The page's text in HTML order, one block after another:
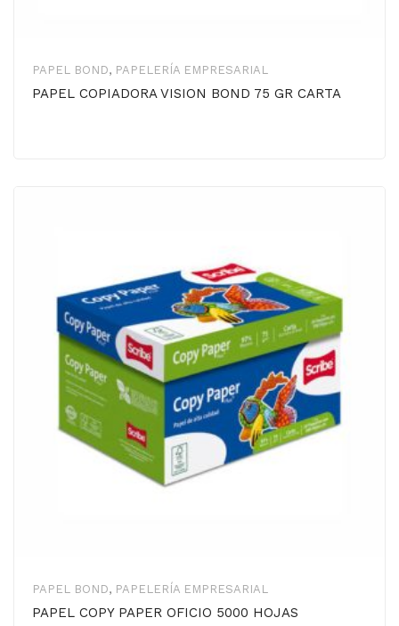
PAPEL BOND, PAPELERÍA EMPRESARIAL
PAPEL COPIADORA VISION BOND 75 GR CARTA
PAPEL BOND, PAPELERÍA EMPRESARIAL
PAPEL COPY PAPER OFICIO 5000 HOJAS